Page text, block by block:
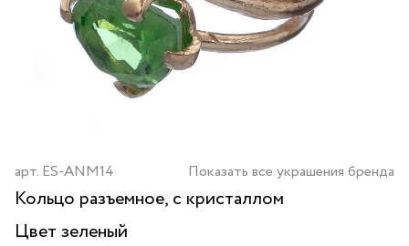
арт. ES-ANM14 Показать все украшения бренда
Кольцо разъемное, с кристаллом
Цвет зеленый